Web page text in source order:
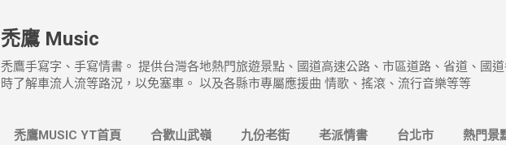
禿鷹 Music
禿鷹手寫字、手寫情書。 提供台灣各地熱門旅遊景點、國道高速公路、市區道路、省道、國
時了解車流人流等路況，以免塞車。 以及各縣市專屬應援曲 情歌、搖滾、流行音樂等等
禿鷹MUSIC YT首頁 合歡山武嶺 九份老街 老派情書 台北市 熱門景